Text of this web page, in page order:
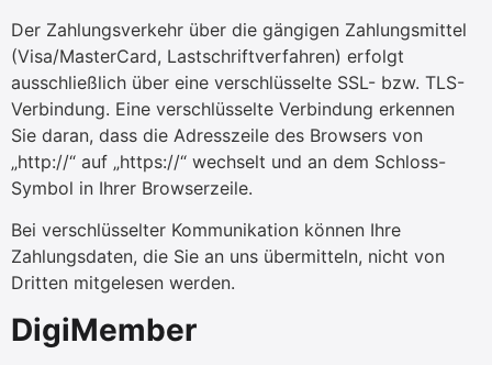
Der Zahlungsverkehr über die gängigen Zahlungsmittel
(Visa/MasterCard, Lastschriftverfahren) erfolgt
ausschließlich über eine verschlüsselte SSL- bzw. TLS-
Verbindung. Eine verschlüsselte Verbindung erkennen
Sie daran, dass die Adresszeile des Browsers von
„http://“ auf „https://“ wechselt und an dem Schloss-
Symbol in Ihrer Browserzeile.
Bei verschlüsselter Kommunikation können Ihre
Zahlungsdaten, die Sie an uns übermitteln, nicht von
Dritten mitgelesen werden.
DigiMember